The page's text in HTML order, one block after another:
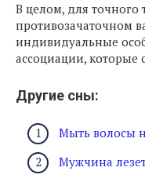
В целом, для точного
противозачаточном
индивидуальные
ассоциации, которые
Другие сны:
Мыть волосы
Мужчина